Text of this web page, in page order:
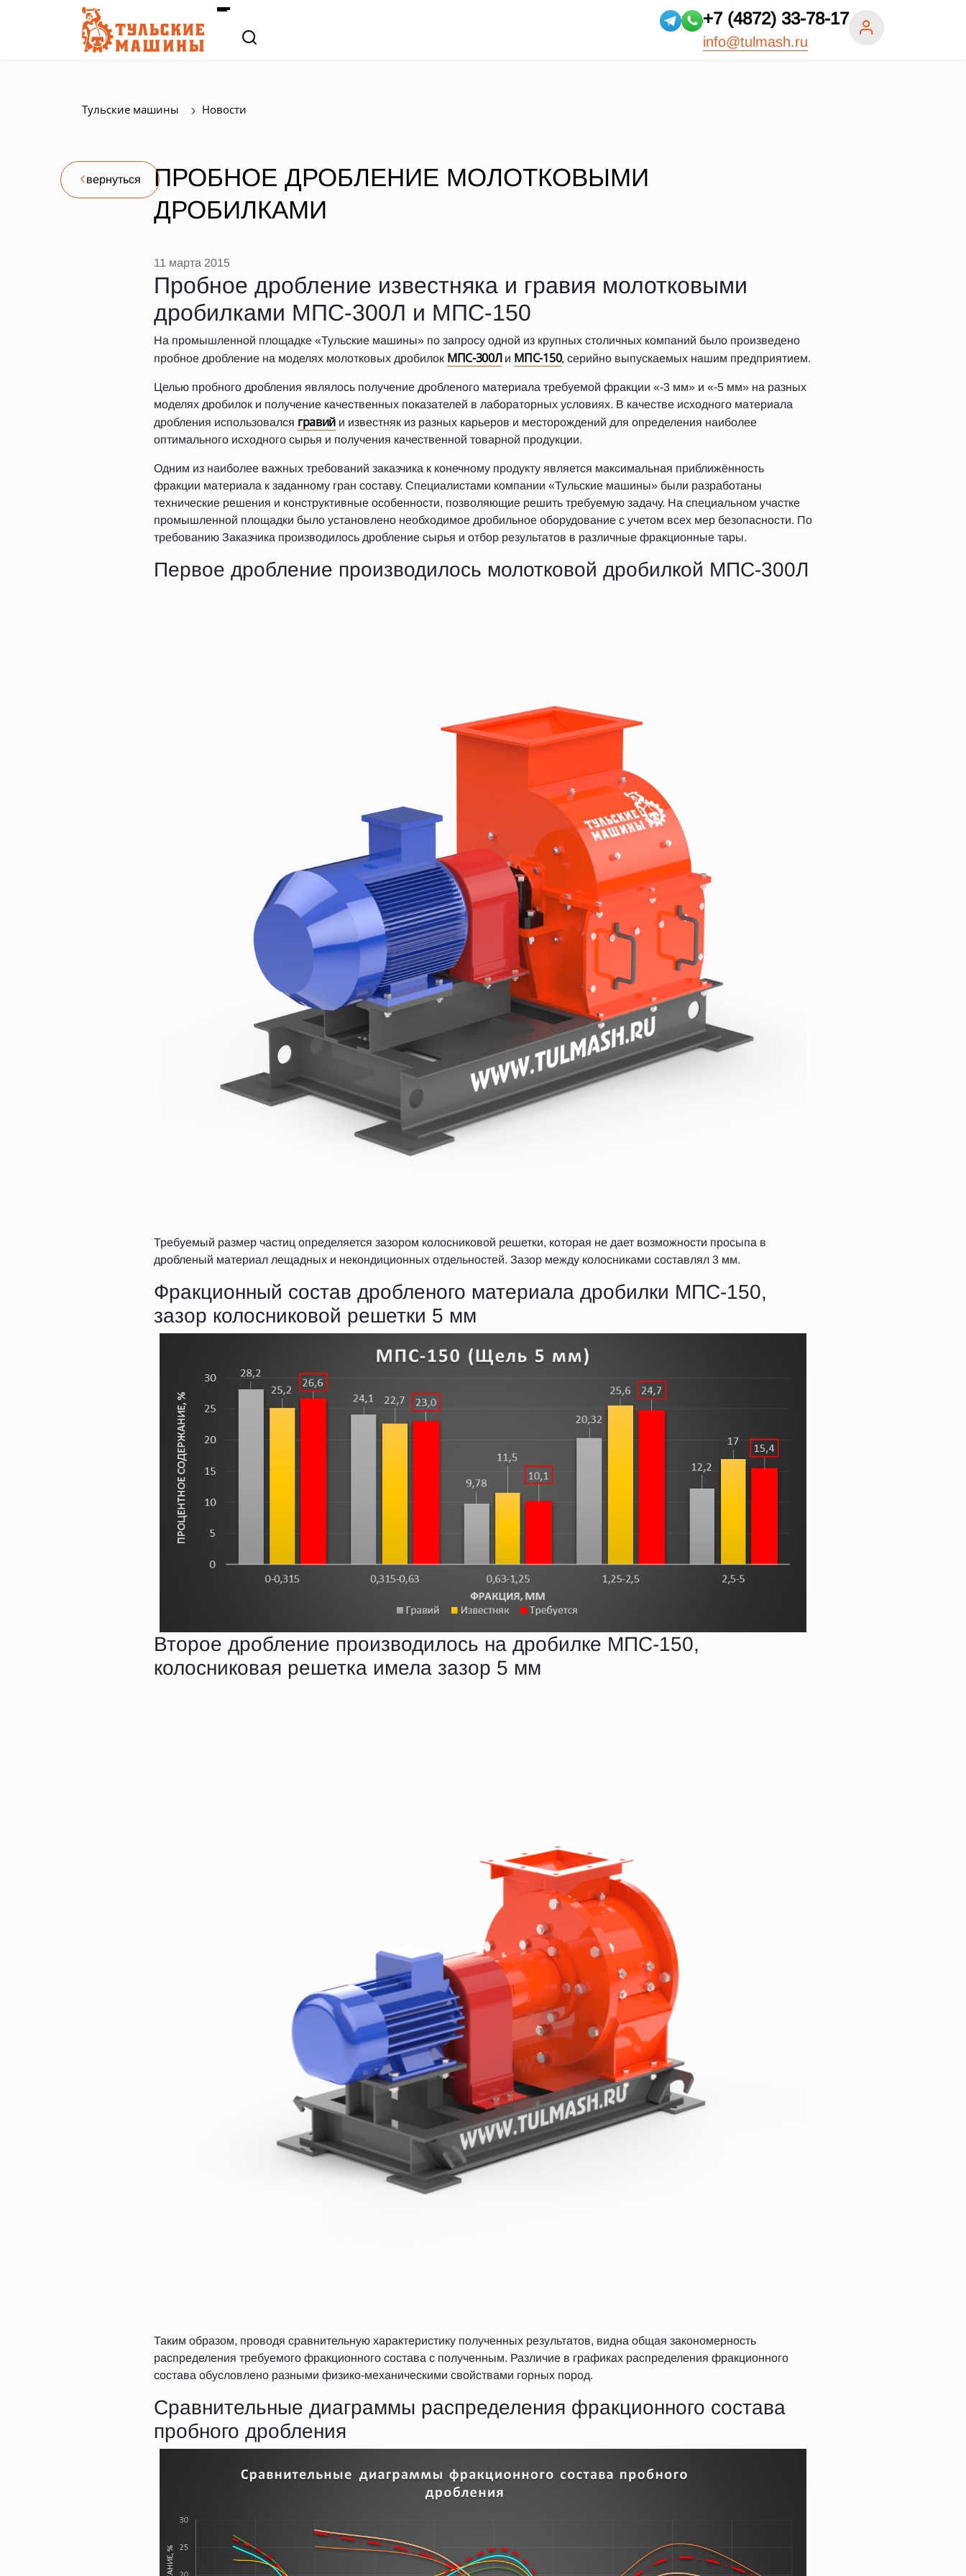
+7 (4872) 33-78-17
info@tulmash.ru
Тульские машины Новости
вернуться
ПРОБНОЕ ДРОБЛЕНИЕ МОЛОТКОВЫМИ
ДРОБИЛКАМИ
11 марта 2015
Пробное дробление известняка и гравия молотковыми
дробилками МПС-300Л и МПС-150
На промышленной площадке «Тульские машины» по запросу одной из крупных столичных компаний было произведено
пробное дробление на моделях молотковых дробилок МПС-300Л и МПС-150, серийно выпускаемых нашим предприятием.
Целью пробного дробления являлось получение дробленого материала требуемой фракции «-3 мм» и «-5 мм» на разных
моделях дробилок и получение качественных показателей в лабораторных условиях. В качестве исходного материала
дробления использовался гравий и известняк из разных карьеров и месторождений для определения наиболее
оптимального исходного сырья и получения качественной товарной продукции.
Одним из наиболее важных требований заказчика к конечному продукту является максимальная приближённость
фракции материала к заданному гран составу. Специалистами компании «Тульские машины» были разработаны
технические решения и конструктивные особенности, позволяющие решить требуемую задачу. На специальном участке
промышленной площадки было установлено необходимое дробильное оборудование с учетом всех мер безопасности. По
требованию Заказчика производилось дробление сырья и отбор результатов в различные фракционные тары.
Первое дробление производилось молотковой дробилкой МПС-300Л
Требуемый размер частиц определяется зазором колосниковой решетки, которая не дает возможности просыпа в
дробленый материал лещадных и некондиционных отдельностей. Зазор между колосниками составлял 3 мм.
Фракционный состав дробленого материала дробилки МПС-150,
зазор колосниковой решетки 5 мм
Второе дробление производилось на дробилке МПС-150,
колосниковая решетка имела зазор 5 мм
Таким образом, проводя сравнительную характеристику полученных результатов, видна общая закономерность
распределения требуемого фракционного состава с полученным. Различие в графиках распределения фракционного
состава обусловлено разными физико-механическими свойствами горных пород.
Сравнительные диаграммы распределения фракционного состава
пробного дробления